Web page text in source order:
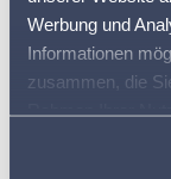
Werbung und
Informationen
zusammen, die
Rahmen Ihrer
vollständig